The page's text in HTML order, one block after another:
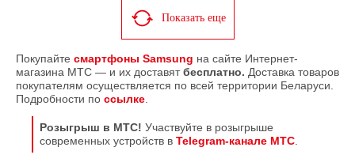
Показать еще
Покупайте смартфоны Samsung на сайте Интернет-
магазина МТС — и их доставятбесплатно. Доставка товаров
покупателям осуществляется по всей территории Беларуси.
Подробности по ссылке
Розыгрыш в МТС! Участвуйте в розыгрыше
современных устройств в Telegram-канале МТС